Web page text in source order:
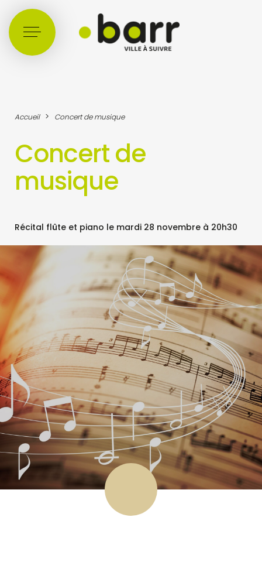
Accueil > Concert de musique
Concert de
musique
Récital flûte et piano le mardi 28 novembre à 20h30